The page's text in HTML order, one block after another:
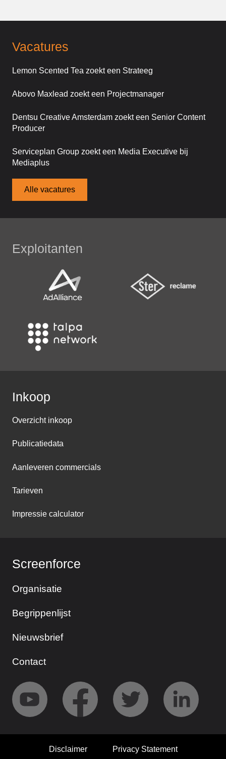
Vacatures
Lemon Scented Tea zoekt een Strateeg
Abovo Maxlead zoekt een Projectmanager
Dentsu Creative Amsterdam zoekt een Senior Content
Producer
Serviceplan Group zoekt een Media Executive bij
Mediaplus
Alle vacatures
Exploitanten
Inkoop
Overzicht inkoop
Publicatiedata
Aanleveren commercials
Tarieven
Impressie calculator
Screenforce
Organisatie
Begrippenlijst
Nieuwsbrief
Contact
Disclaimer Privacy Statement